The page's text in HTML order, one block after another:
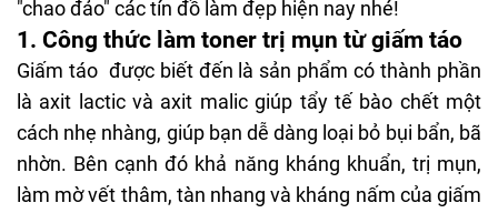
"chao đảo" các tín đồ làm đẹp hiện nay nhé!
1. Công thức làm toner trị mụn từ giấm táo
Giấm táo được biết đến là sản phẩm có thành phần
là axit lactic và axit malic giúp tẩy tế bào chết một
cách nhẹ nhàng, giúp bạn dễ dàng loại bỏ bụi bẩn, bã
nhờn. Bên cạnh đó khả năng kháng khuẩn, trị mụn,
làm mờ vết thâm, tàn nhang và kháng nấm của giấm